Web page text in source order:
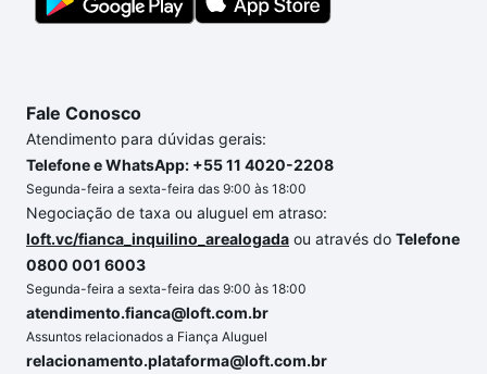
Fale Conosco
Atendimento para dúvidas gerais:
Telefone e WhatsApp: +55 11 4020-2208
Segunda-feira a sexta-feira das 9:00 às 18:00
Negociação de taxa ou aluguel em atraso:
loft.vc/fianca_inquilino_arealogada ou através do Telefone
0800 001 6003
Segunda-feira a sexta-feira das 9:00 às 18:00
atendimento.fianca@loft.com.br
Assuntos relacionados a Fiança Aluguel
relacionamento.plataforma@loft.com.br